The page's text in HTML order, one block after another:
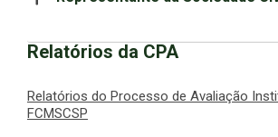
Relatórios da CPA
Relatórios do Processo de Avaliação
FCMSCSP